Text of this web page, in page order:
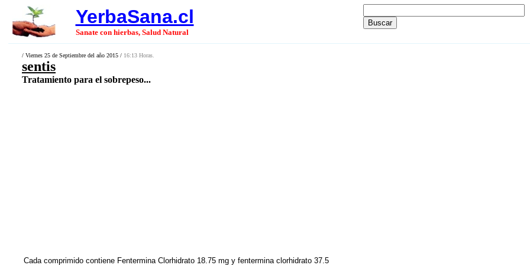
YerbaSana.cl
Sanate con hierbas, Salud Natural
/ Viernes 25 de Septiembre del año 2015 / 16:13 Horas.
sentis
Tratamiento para el sobrepeso...
Cada comprimido contiene Fentermina Clorhidrato 18.75 mg y fentermina clorhidrato 37.5